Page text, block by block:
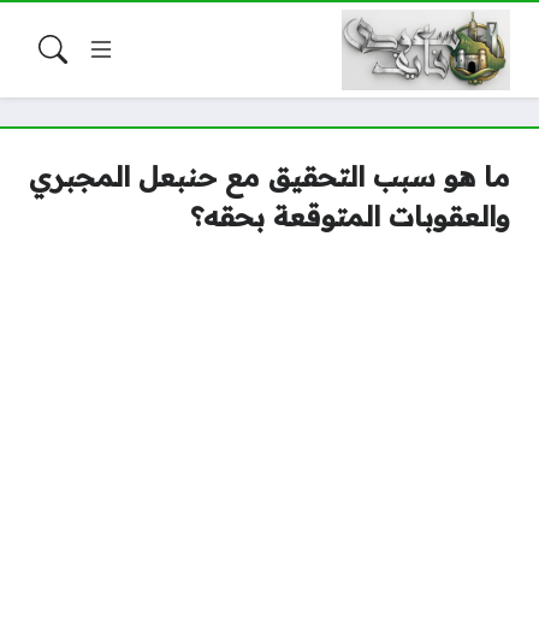
ما هو سبب التحقيق مع حنبعل المجبري
والعقوبات المتوقعة بحقه؟